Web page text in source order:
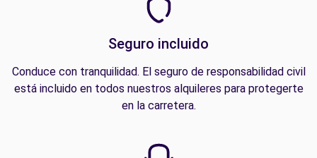
Seguro incluido
Conduce con tranquilidad. El seguro de responsabilidad civil
está incluido en todos nuestros alquileres para protegerte
en la carretera.